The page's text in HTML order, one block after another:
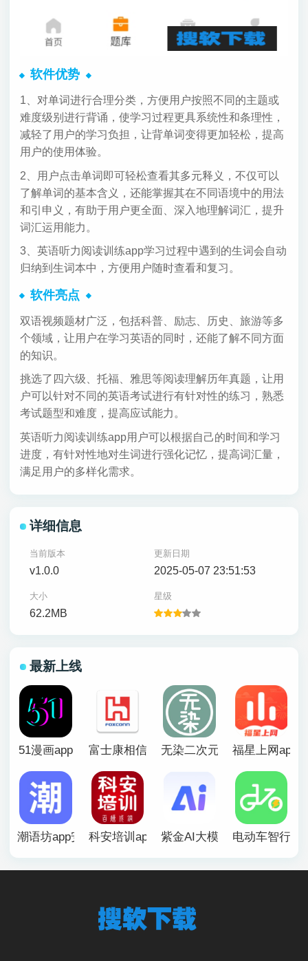
软件优势
1、对单词进行合理分类，方便用户按照不同的主题或
难度级别进行背诵，使学习过程更具系统性和条理性，
减轻了用户的学习负担，让背单词变得更加轻松，提高
用户的使用体验。
2、用户点击单词即可轻松查看其多元释义，不仅可以
了解单词的基本含义，还能掌握其在不同语境中的用法
和引申义，有助于用户更全面、深入地理解词汇，提升
词汇运用能力。
3、英语听力阅读训练app学习过程中遇到的生词会自动
归纳到生词本中，方便用户随时查看和复习。
软件亮点
双语视频题材广泛，包括科普、励志、历史、旅游等多
个领域，让用户在学习英语的同时，还能了解不同方面
的知识。
挑选了四六级、托福、雅思等阅读理解历年真题，让用
户可以针对不同的英语考试进行有针对性的练习，熟悉
考试题型和难度，提高应试能力。
英语听力阅读训练app用户可以根据自己的时间和学习
进度，有针对性地对生词进行强化记忆，提高词汇量，
满足用户的多样化需求。
详细信息
当前版本
v1.0.0
更新日期
2025-05-07 23:51:53
大小
62.2MB
星级
最新上线
51漫画app 富士康相信app官方版无染二次元漫画app福星上网app
潮语坊app安卓官方版
科安培训app 紫金AI大模型app电动车智行